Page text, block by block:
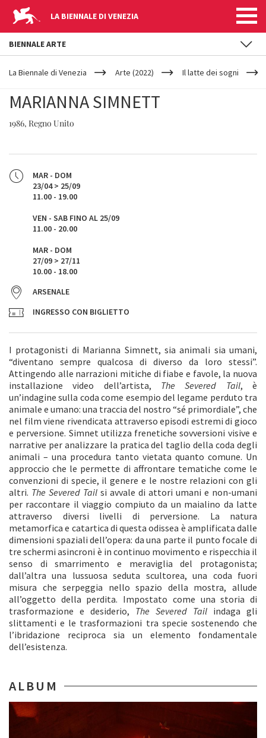
LA BIENNALE DI VENEZIA
YOUR
ARE
La Biennale di Venezia Arte (2022) Il latte dei sogni
MARIANNA SIMNETT
1986, Regno Unito
MAR - DOM
23/04 > 25/09
11.00 - 19.00
VEN - SAB FINO AL 25/09
11.00 - 20.00
MAR - DOM
27/09 > 27/11
10.00 - 18.00
ARSENALE
INGRESSO CON BIGLIETTO
I protagonisti di Marianna Simnett, sia animali sia umani,
“diventano sempre qualcosa di diverso da loro stessi”.
Attingendo alle narrazioni mitiche di fiabe e favole, la nuova
installazione video dell’artista, The Severed Tail, è
un’indagine sulla coda come esempio del legame perduto tra
animale e umano: una traccia del nostro “sé primordiale”, che
nel film viene rivendicata attraverso episodi estremi di gioco
e perversione. Simnet utilizza frenetiche sovversioni visive e
narrative per analizzare la pratica del taglio della coda degli
animali – una procedura tanto vietata quanto comune. Un
approccio che le permette di affrontare tematiche come le
convenzioni di specie, il genere e le nostre relazioni con gli
altri. The Severed Tail si avvale di attori umani e non-umani
per raccontare il viaggio compiuto da un maialino da latte
attraverso diversi livelli di perversione. La natura
metamorfica e catartica di questa odissea è amplificata dalle
dimensioni spaziali dell’opera: da una parte il punto focale di
tre schermi asincroni è in continuo movimento e rispecchia il
senso di smarrimento e meraviglia del protagonista;
dall’altra una lussuosa seduta scultorea, una coda fuori
misura che serpeggia nello spazio della mostra, allude
all’oggetto della perdita. Impostato come una storia di
trasformazione e desiderio, The Severed Tail indaga gli
slittamenti e le trasformazioni tra specie sostenendo che
l’ibridazione reciproca sia un elemento fondamentale
dell’esistenza.
ALBUM
BIENNALE ARTE